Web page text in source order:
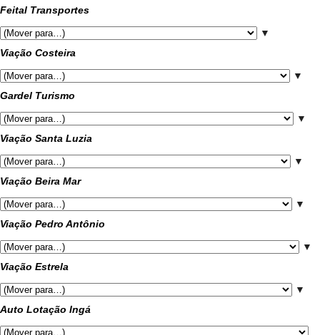
Feital Transportes
▼
Viação Costeira
▼
Gardel Turismo
▼
Viação Santa Luzia
▼
Viação Beira Mar
▼
Viação Pedro Antônio
▼
Viação Estrela
▼
Auto Lotação Ingá